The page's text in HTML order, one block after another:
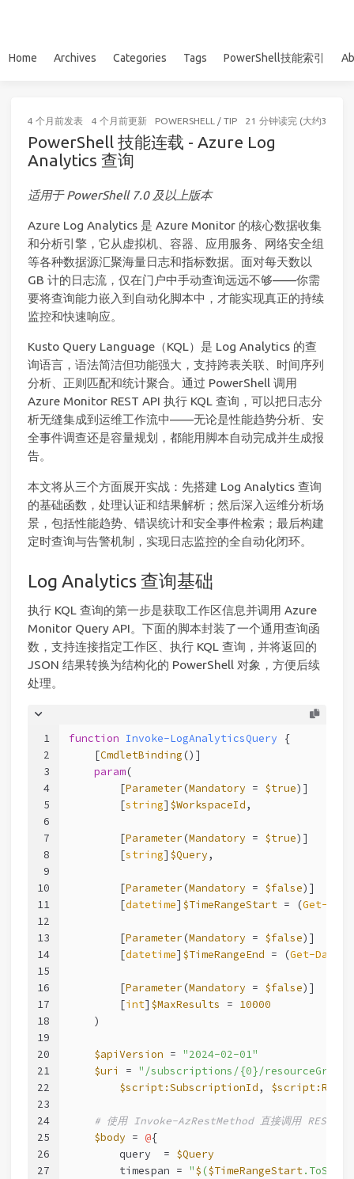
Home Archives Categories Tags PowerShell技能索引
4 个月前发表 4 个月前更新 POWERSHELL / TIP 21 分钟读完 (大约3091
PowerShell 技能连载 - Azure Log
Analytics 查询
适用于 PowerShell 7.0 及以上版本
Azure Log Analytics 是 Azure Monitor 的核心数据收集
和分析引擎，它从虚拟机、容器、应用服务、网络安全组
等各种数据源汇聚海量日志和指标数据。面对每天数以
GB 计的日志流，仅在门户中手动查询远远不够——你需
要将查询能力嵌入到自动化脚本中，才能实现真正的持续
监控和快速响应。
Kusto Query Language（KQL）是 Log Analytics 的查
询语言，语法简洁但功能强大，支持跨表关联、时间序列
分析、正则匹配和统计聚合。通过 PowerShell 调用
Azure Monitor REST API 执行 KQL 查询，可以把日志分
析无缝集成到运维工作流中——无论是性能趋势分析、安
全事件调查还是容量规划，都能用脚本自动完成并生成报
告。
本文将从三个方面展开实战：先搭建 Log Analytics 查询
的基础函数，处理认证和结果解析；然后深入运维分析场
景，包括性能趋势、错误统计和安全事件检索；最后构建
定时查询与告警机制，实现日志监控的全自动化闭环。
Log Analytics 查询基础
执行 KQL 查询的第一步是获取工作区信息并调用 Azure
Monitor Query API。下面的脚本封装了一个通用查询函
数，支持连接指定工作区、执行 KQL 查询，并将返回的
JSON 结果转换为结构化的 PowerShell 对象，方便后续
处理。
1
2
3
4
5
6
7
8
9
10
11
12
13
14
15
16
17
18
19
20
21
22
23
24
25
26
27
function Invoke-LogAnalyticsQuery {
[CmdletBinding ()]
param(
        [
Parameter (Mandatory = $true)]
        [
string] $WorkspaceId,
        [
Parameter (Mandatory = $true)]
        [
string] $Query,
        [
Parameter (Mandatory = $false)]
        [
datetime] $TimeRangeStart = (Get-Date
        [
Parameter (Mandatory = $false)]
        [
datetime] $TimeRangeEnd = (Get-Date
        [
Parameter (Mandatory = $false)]
        [
int] $MaxResults = 10000
    )
$apiVersion = "2024-02-01"
$uri
= "/subscriptions/{0}/
$script:SubscriptionId,
# 使用 Invoke-AzRestMethod 直接调用 REST
$body = @{
        query  =
$Query
        timespan =
"$ ($TimeRangeStart